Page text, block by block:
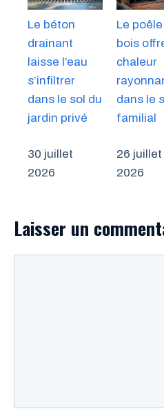
Le béton
drainant
laisse l’eau
s’infiltrer
dans le sol du
jardin privé
30 juillet
2026
Le
bois
chaleur
dans le
familial
26 juillet
2026
Laisser un